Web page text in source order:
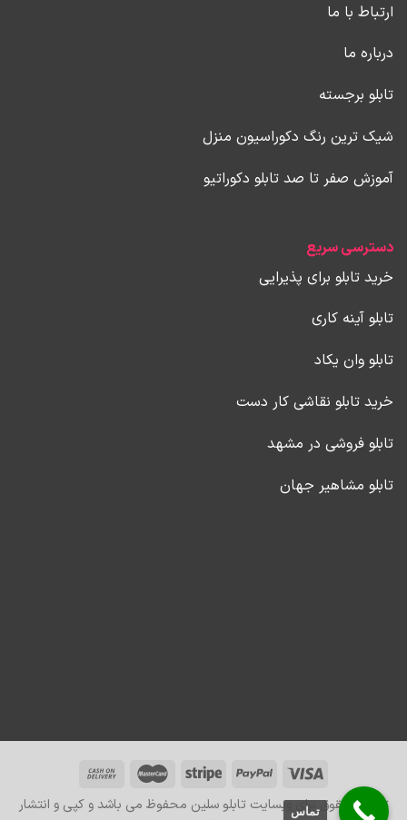
ارتباط با ما
درباره ما
تابلو برجسته
شیک ترین رنگ دکوراسیون منزل
آموزش صفر تا صد تابلو دکوراتیو
دسترسی سریع
خرید تابلو برای پذیرایی
تابلو آینه کاری
تابلو وان یکاد
خرید تابلو نقاشی کار دست
تابلو فروشی در مشهد
تابلو مشاهیر جهان
تمامی حقوق برای وبسایت تابلو سلین محفوظ می باشد و کپی و انتشار
تماس